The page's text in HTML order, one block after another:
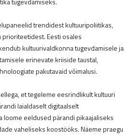
trendidest kultuuripoliitikas,
Eesti osales
kultuurivaldkonna tugevdamisele ja
erinevate kriiside taustal,
pakutavaid võimalusi.
et tegeleme eesrindlikult kultuuri
laialdaselt digitaalselt
loome eeldused pärandi pikaajaliseks
vaheliseks koostööks. Näeme praegu